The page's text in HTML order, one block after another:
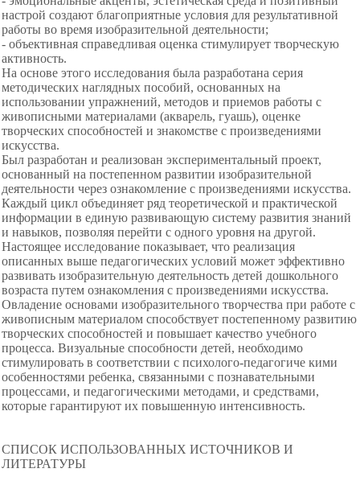
настрой создают благоприятные условия для результативной
работы во время изобразительной деятельности;
- объективная справедливая оценка стимулирует творческую
активность.
На основе этого исследования была разработана серия
методических наглядных пособий, основанных на
использовании упражнений, методов и приемов работы с
живописными материалами (акварель, гуашь), оценке
творческих способностей и знакомстве с произведениями
искусства.
Был разработан и реализован экспериментальный проект,
основанный на постепенном развитии изобразительной
деятельности через ознакомление с произведениями искусства.
Каждый цикл объединяет ряд теоретической и практической
информации в единую развивающую систему развития знаний
и навыков, позволяя перейти с одного уровня на другой.
Настоящее исследование показывает, что реализация
описанных выше педагогических условий может эффективно
развивать изобразительную деятельность детей дошкольного
возраста путем ознакомления с произведениями искусства.
Овладение основами изобразительного творчества при работе с
живописным материалом способствует постепенному развитию
творческих способностей и повышает качество учебного
процесса. Визуальные способности детей, необходимо
стимулировать в соответствии с психолого-педагогиче кими
особенностями ребенка, связанными с познавательными
процессами, и педагогическими методами, и средствами,
которые гарантируют их повышенную интенсивность.
СПИСОК ИСПОЛЬЗОВАННЫХ ИСТОЧНИКОВ И
ЛИТЕРАТУРЫ